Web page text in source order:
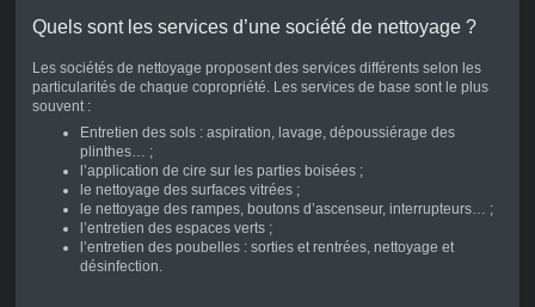
Quels sont les services d’une société de nettoyage ?
Les sociétés de nettoyage proposent des services différents selon les
particularités de chaque copropriété. Les services de base sont le plus
souvent :
Entretien des sols : aspiration, lavage, dépoussiérage des
plinthes… ;
l’application de cire sur les parties boisées ;
le nettoyage des surfaces vitrées ;
le nettoyage des rampes, boutons d’ascenseur, interrupteurs… ;
l’entretien des espaces verts ;
l’entretien des poubelles : sorties et rentrées, nettoyage et
désinfection.